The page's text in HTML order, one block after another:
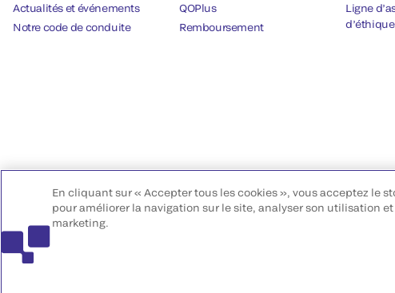
Actualités et événements
Notre code de conduite
QOPlus
Remboursement
Ligne
d’éthique
En cliquant sur « Accepter tous les cookies », vous acceptez le
pour améliorer la navigation sur le site, analyser son utilisation
marketing.